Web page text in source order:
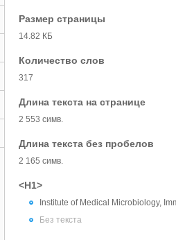
Размер страницы
14.82 КБ
Количество слов
317
Длина текста на странице
2 553 симв.
Длина текста без пробелов
2 165 симв.
<H1>
Institute of Medical Microbiology,
Без текста